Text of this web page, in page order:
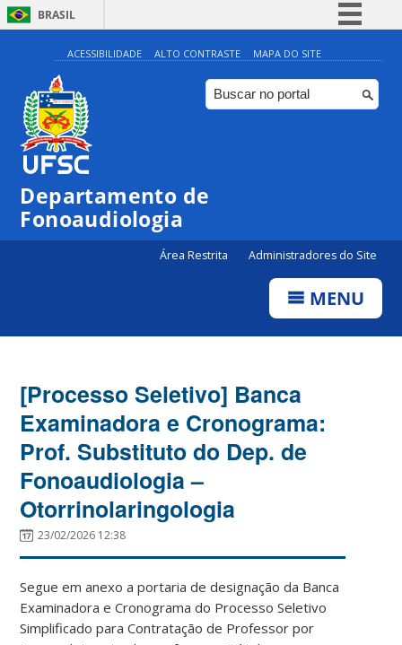
BRASIL
Simplifique!
Comunica BR
Participe
ACESSIBILIDADE ALTO CONTRASTE MAPA DO SITE
Departamento de
Fonoaudiologia
Área Restrita Administradores do Site
MENU
[Processo Seletivo] Banca
Examinadora e Cronograma:
Prof. Substituto do Dep. de
Fonoaudiologia –
Otorrinolaringologia
23/02/2026 12:38
Segue em anexo a portaria de designação da Banca
Examinadora e Cronograma do Processo Seletivo
Simplificado para Contratação de Professor por